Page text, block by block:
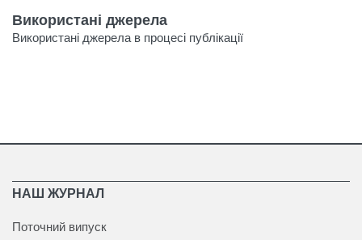
Використані джерела
Використані джерела в процесі публікації
НАШ ЖУРНАЛ
Поточний випуск